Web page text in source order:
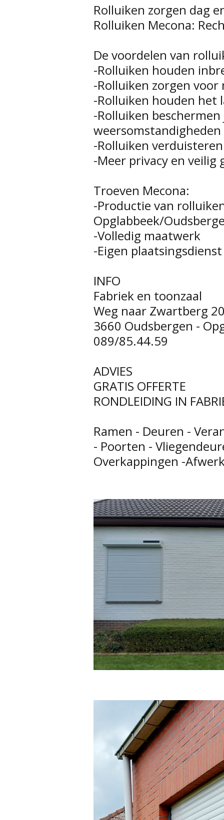
Rolluiken zorgen dag
Rolluiken Mecona:
De voordelen van
-Rolluiken houden
-Rolluiken zorgen voor
-Rolluiken houden het
-Rolluiken
weersomstandigheden
-Rolluiken verduisteren
-Meer privacy en veilig
Troeven Mecona:
-Productie van
Opglabbeek/
-Volledig maatwerk
-Eigen plaatsingsdienst
INFO
Fabriek en toonzaal
Weg naar Zwartberg
3660 Oudsbergen -
089/85.44.59
ADVIES
GRATIS OFFERTE
RONDLEIDING IN
Ramen - Deuren -
- Poorten -
Overkappingen -